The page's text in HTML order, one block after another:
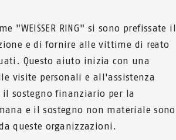
"WEISSER RING" si sono prefissate il
e di fornire alle vittime di reato
Questo aiuto inizia con una
visite personali e all'assistenza
sostegno finanziario per la
e il sostegno non materiale sono
queste organizzazioni.